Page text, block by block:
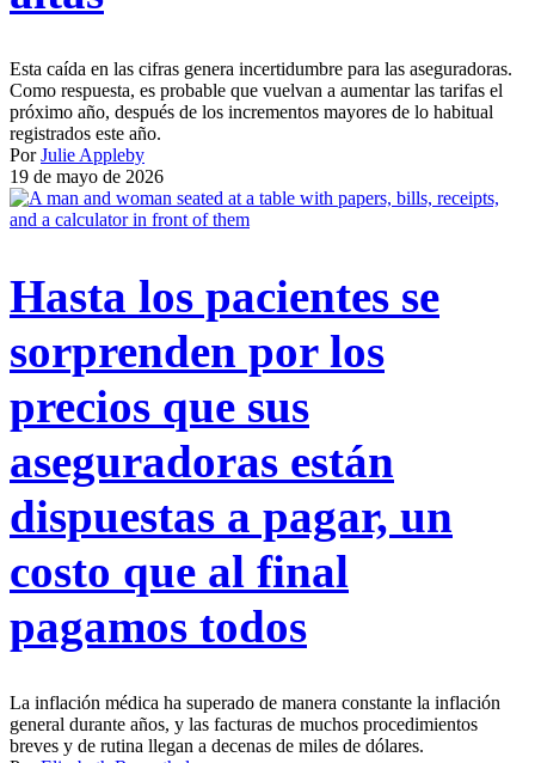
Esta caída en las cifras genera incertidumbre para las aseguradoras.
Como respuesta, es probable que vuelvan a aumentar las tarifas el
próximo año, después de los incrementos mayores de lo habitual
registrados este año.
PorJulie Appleby
19 de mayo de 2026
Hasta los pacientes se
sorprenden por los
precios que sus
aseguradoras están
dispuestas a pagar, un
costo que al final
pagamos todos
La inflación médica ha superado de manera constante la inflación
general durante años, y las facturas de muchos procedimientos
breves y de rutina llegan a decenas de miles de dólares.